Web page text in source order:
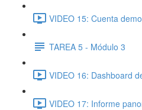
VIDEO 15: Cuenta
TAREA 5 - Módulo 3
VIDEO 16: Dashboard
VIDEO 17: Informe